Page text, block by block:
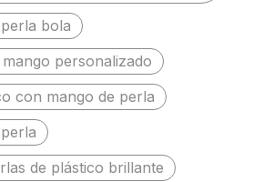
bola
personalizado
con mango de perla
de plástico brillante